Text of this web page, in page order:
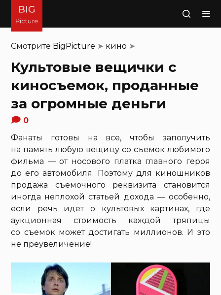
Поиск
Смотрите BigPicture ➤ кино ➤
Культовые вещички с
киносъемок, проданные
за огромные деньги
0
Фанаты готовы на все, чтобы заполучить
на память любую вещицу со съемок любимого
фильма — от носового платка главного героя
до его автомобиля. Поэтому для киношников
продажа съемочного реквизита становится
иногда неплохой статьей дохода — особенно,
если речь идет о культовых картинах, где
аукционная стоимость каждой тряпицы
со съемок может достигать миллионов. И это
не преувеличение!